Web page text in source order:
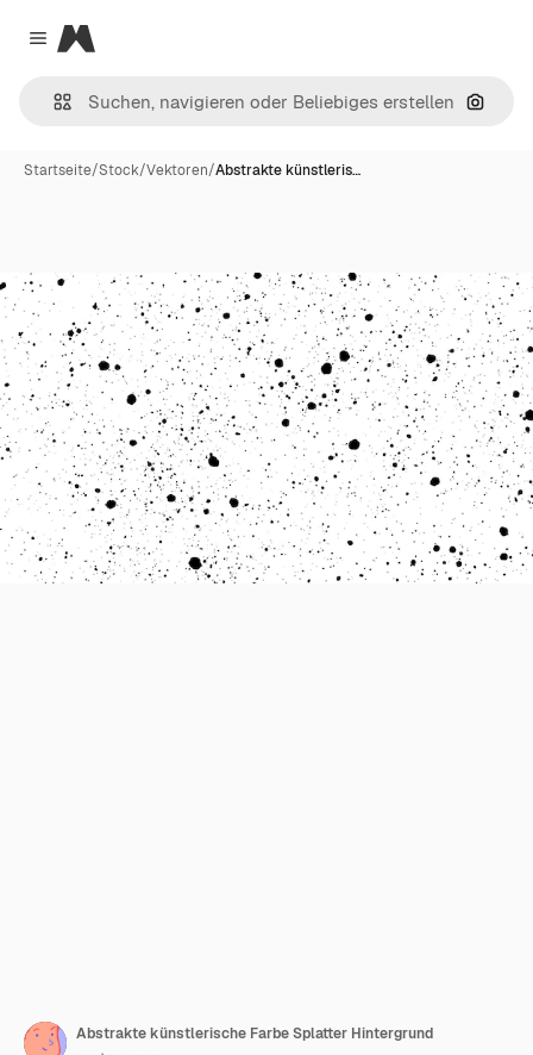
Close menu
Magnific
Nach
Startseite/Stock/Vektoren/Abstrakte künstleris…
Abstrakte künstlerische Farbe Splatter Hintergrund